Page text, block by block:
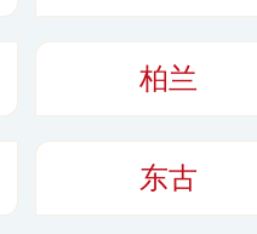
柏兰
东古